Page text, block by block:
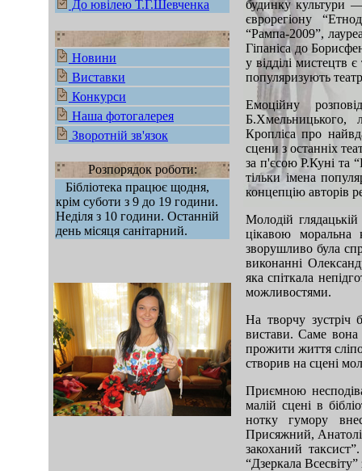
До ювілею Т.Г.Шевченка
Новини
Виставки
Конкурси
Наша фотогалерея
Зворотній зв'язок
Розпорядок роботи:
Бібліотека працює щодня,
крім суботи з 9 до 19 години.
Неділя з 10 години. Останній
день місяця санітарний.
mod sb vertikal
будинку культури
єврорегіону
“Рампа-2009”,
Гіпаніса до
у відділі мистецтв
популяризують
Емоційну
Б.Хмельницького,
Кропліса про
сцени з останніх
за п'єсою Р.Куні та
тільки імена
концепцію авторів
Молодій глядацькій
цікавою моральна
зворушливо була
виконанні
яка спіткала
можливостями.
На творчу зустріч
вистави. Саме вона
прожити життя
створив на сцені
Приємною
малій сцені в
нотку гумору
Присяжний,
закоханий
“Дзеркала